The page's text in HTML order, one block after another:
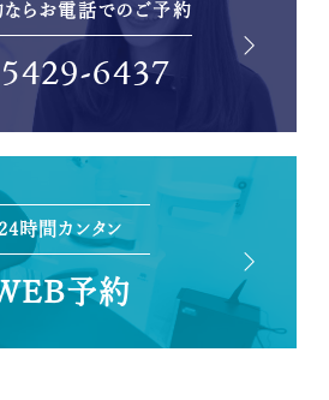
ならお電話でのご予約
6437
24時間カンタン
予約